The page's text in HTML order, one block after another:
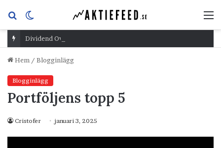
Sök
efterskin
Dividend Overshoot Day
Hem / Blogginlägg
Blogginlägg
Portföljens topp 5
Cristofer januari 3, 2025